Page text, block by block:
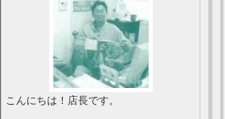
こんにちは！店長です。